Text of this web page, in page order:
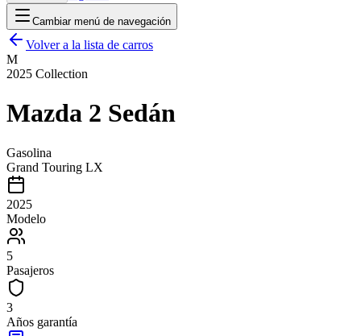
Cambiar menú de navegación
Volver a la lista de carros
M
2025 Collection
Mazda 2 Sedán
Gasolina
Grand Touring LX
2025
Modelo
5
Pasajeros
3
Años garantía